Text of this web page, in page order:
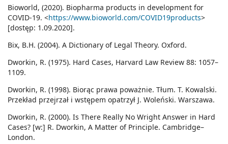
Bioworld, (2020). Biopharma products in development for
COVID-19. <https://www.bioworld.com/COVID19products>
[dostęp: 1.09.2020].
Bix, B.H. (2004). A Dictionary of Legal Theory. Oxford.
Dworkin, R. (1975). Hard Cases, Harvard Law Review 88: 1057–
1109.
Dworkin, R. (1998). Biorąc prawa poważnie. Tłum. T. Kowalski.
Przekład przejrzał i wstępem opatrzył J. Woleński. Warszawa.
Dworkin, R. (2000). Is There Really No Wright Answer in Hard
Cases? [w:] R. Dworkin, A Matter of Principle. Cambridge–
London.